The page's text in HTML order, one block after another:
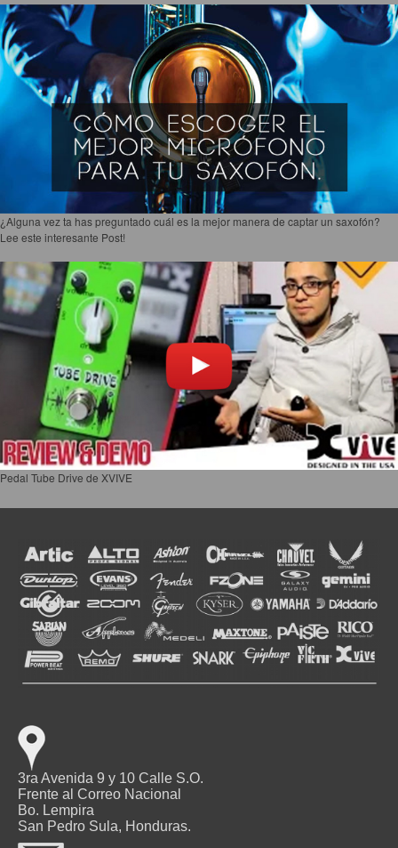
Banjo
Mariachi
Accesorios
Cuerdas
Guitarra Metal
Guitarra Electrica
Bajo
Violin
Otros instrumentos de arco
Otros instrumentos de Cuerdas
¿Alguna vez ta has preguntado cuál es la mejor manera de captar un saxofón?
Lee este interesante Post!
Pedal Tube Drive de XVIVE
3ra Avenida 9 y 10 Calle S.O.
Frente al Correo Nacional
Bo. Lempira
San Pedro Sula, Honduras.